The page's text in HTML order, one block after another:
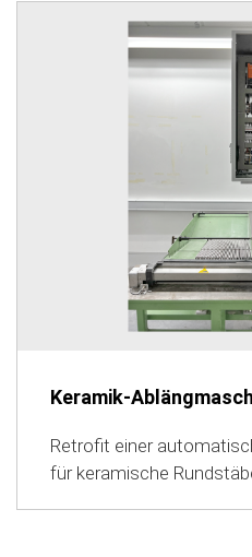
Keramik-
Retrofit einer
für keramische